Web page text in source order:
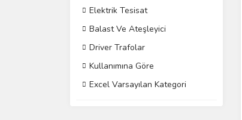
Elektrik Tesisat
Balast Ve Ateşleyici
Driver Trafolar
Kullanımına Göre
Excel Varsayılan Kategori